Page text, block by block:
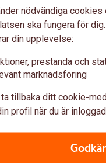
nödvändiga
ska fungera för
din upplevelse:
prestanda och
marknadsföring
ta tillbaka ditt cookie-
profil när du är